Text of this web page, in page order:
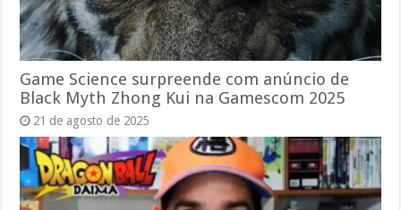
Game Science surpreende com anúncio de
Black Myth Zhong Kui na Gamescom 2025
21 de agosto de 2025